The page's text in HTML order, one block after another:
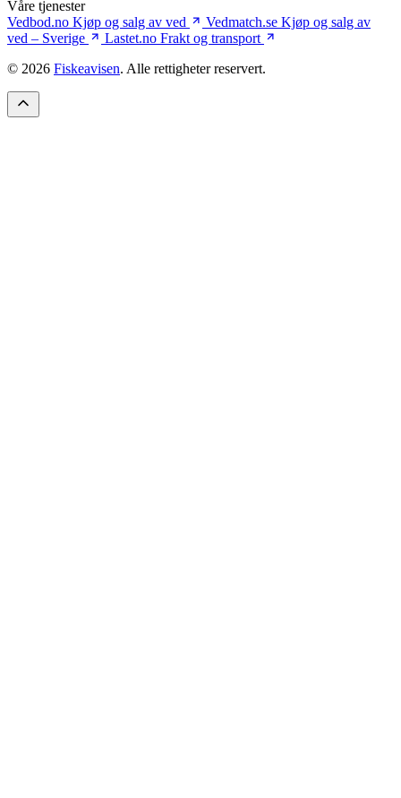
Våre tjenester
Vedbod.no Kjøp og salg av ved Vedmatch.se Kjøp og salg av
ved – Sverige
Lastet.no Frakt og transport
© 2026 Fiskeavisen. Alle rettigheter reservert.